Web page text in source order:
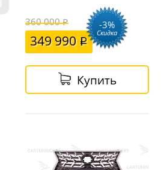
360 000
349 990
-3%
Скидка
Купить